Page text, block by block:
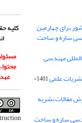
برای چهارمین
سازه و ساخت
مهندسی
علمی
1401-
مقالات نشریه
کلیه